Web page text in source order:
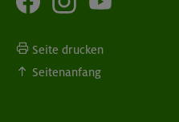
Seite drucken
Seitenanfang